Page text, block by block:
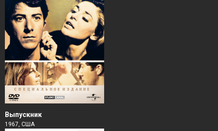
Выпускник
1967, США